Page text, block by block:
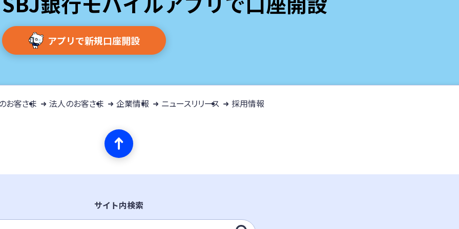
アプリで新規口座開設
お客さま 法人のお客さま 企業情報 ニュースリリース 採用情報
サイト内検索